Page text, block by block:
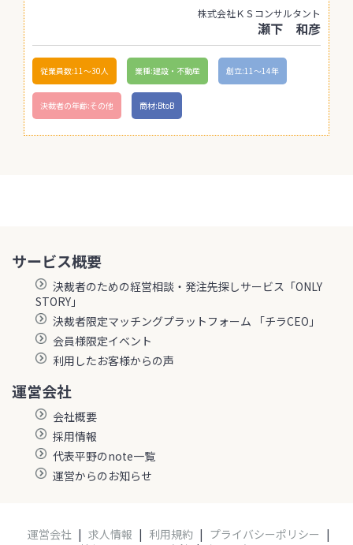
株式会社ＫＳコンサルタント
瀬下 和彦
従業員数:11〜30人 業種:建設・不動産 創立:11〜14年
決裁者の年齢:その他 商材:BtoB
サービス概要
決裁者のための経営相談・発注先探しサービス「ONLY
STORY」
決裁者限定マッチングプラットフォーム 「チラCEO」
会員様限定イベント
利用したお客様からの声
運営会社
会社概要
採用情報
代表平野のnote一覧
運営からのお知らせ
運営会社 | 求人情報 | 利用規約 | プライバシーポリシー |